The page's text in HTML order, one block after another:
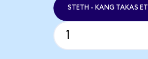
STETH - KANG TAKAS ET